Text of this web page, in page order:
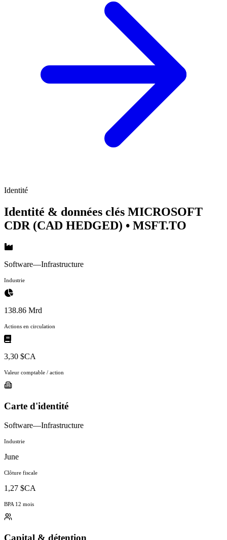
Identité
Identité & données clés MICROSOFT
CDR (CAD HEDGED) • MSFT.TO
Software—Infrastructure
Industrie
138.86 Mrd
Actions en circulation
3,30 $CA
Valeur comptable / action
Carte d'identité
Software—Infrastructure
Industrie
June
Clôture fiscale
1,27 $CA
BPA 12 mois
Capital & détention